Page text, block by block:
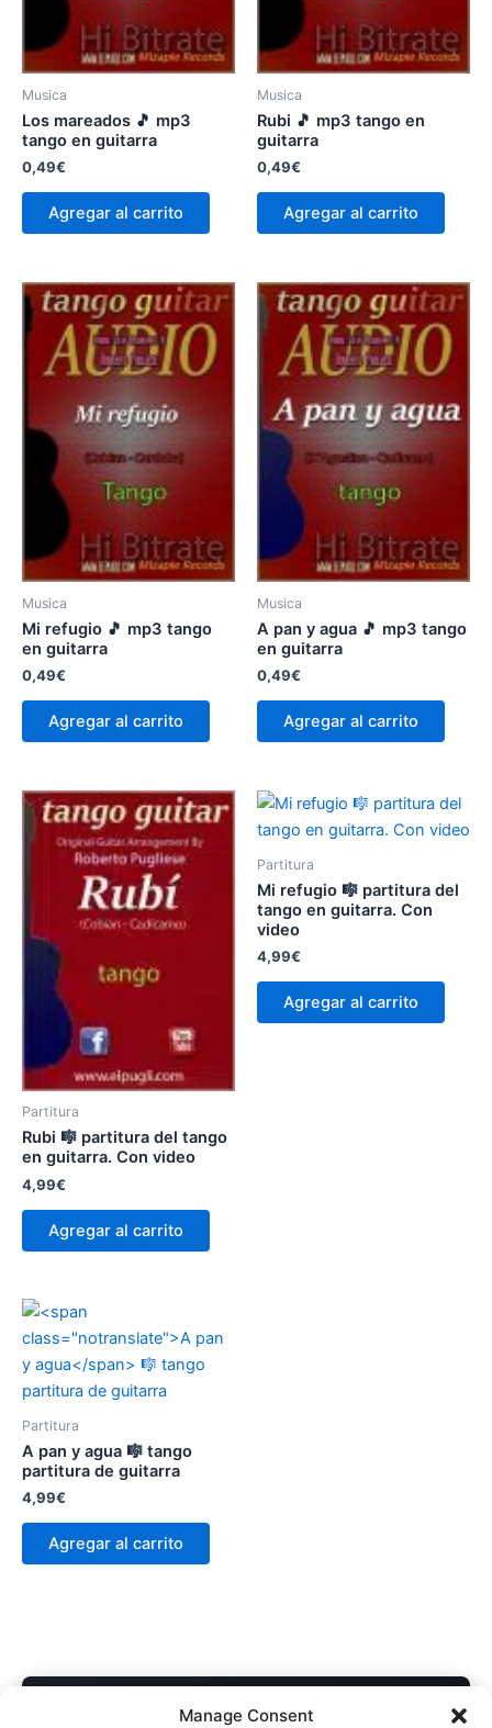
Manage Consent
Musica
Los mareados 🎵 mp3
tango en guitarra
0,49€
Agregar al carrito
Musica
Rubi 🎵 mp3 tango en
guitarra
0,49€
Agregar al carrito
Musica
Mi refugio 🎵 mp3 tango
en guitarra
0,49€
Agregar al carrito
Musica
A pan y agua 🎵 mp3 tango
en guitarra
0,49€
Agregar al carrito
Partitura
Rubi 🎼 partitura del tango
en guitarra. Con video
4,99€
Agregar al carrito
Partitura
Mi refugio 🎼 partitura del
tango en guitarra. Con
video
4,99€
Agregar al carrito
Partitura
A pan y agua 🎼 tango
partitura de guitarra
4,99€
Agregar al carrito
COMPRA DIRECTA AL AUTOR